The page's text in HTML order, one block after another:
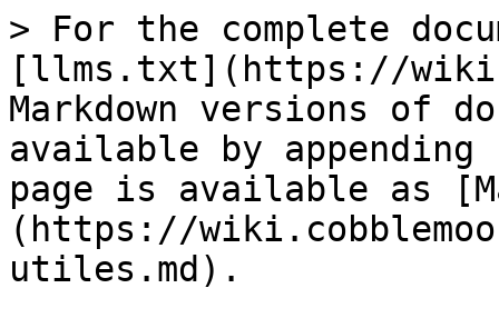
> For the complete
[llms.txt](https://
Markdown versions of
available by
page is available as
(https://
utiles.md).